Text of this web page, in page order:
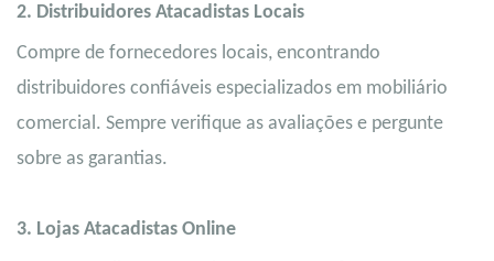
2. Distribuidores Atacadistas Locais
Compre de fornecedores locais, encontrando
distribuidores confiáveis ​​especializados em mobiliário
comercial. Sempre verifique as avaliações e pergunte
sobre as garantias.
3. Lojas Atacadistas Online